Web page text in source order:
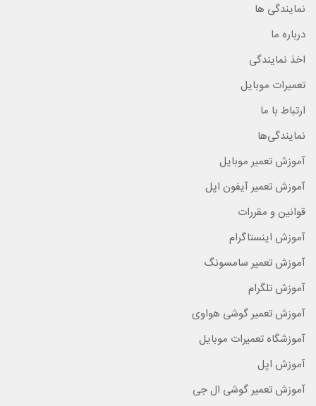
نمایندگی ها
درباره ما
اخذ نمایندگی
تعمیرات موبایل
ارتباط با ما
نمایندگی‌ها
آموزش تعمیر موبایل
آموزش تعمیر آیفون اپل
قوانین و مقررات
آموزش اینستاگرام
آموزش تعمیر سامسونگ
آموزش تلگرام
آموزش تعمیر گوشی هواوی
آموزشگاه تعمیرات موبایل
آموزش اپل
آموزش تعمیر گوشی ال جی